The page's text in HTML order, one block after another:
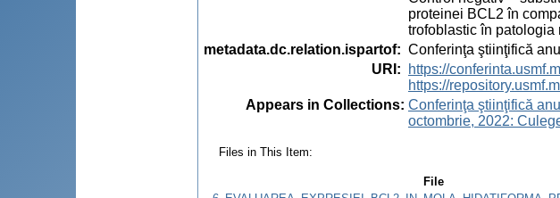
proteinei BCL2 în
trofoblastic în patologia
metadata.dc.relation.ispartof: Conferinţa ştiinţifică
URI :
https://
https://
Appears in Collections: Conferinţa ştiinţifică
octombrie, 2022:
Files in This Item:
File